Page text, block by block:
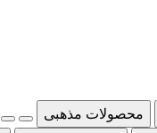
محصولات مذهبی